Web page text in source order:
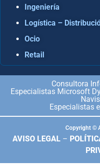
Ingeniería
Logística –
Ocio
Retail
Consultora
Especialistas Microsoft
Especialistas
Copyright ©
AVISO LEGAL –